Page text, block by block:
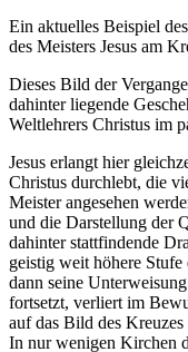
Ein aktuelles Beispiel
des Meisters Jesus am
Dieses Bild der
dahinter liegende
Weltlehrers Christus im
Jesus erlangt hier
Christus durchlebt, die
Meister angesehen
und die Darstellung der
dahinter stattfindende
geistig weit höhere
dann seine
fortsetzt, verliert im
auf das Bild des Kreuzes
In nur wenigen Kirchen